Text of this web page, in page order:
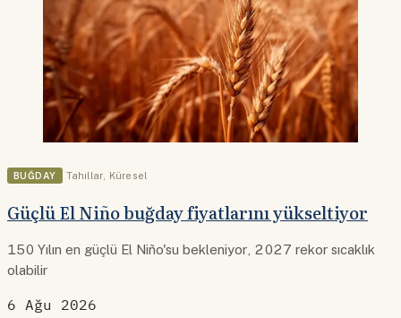
BUĞDAY Tahıllar Küresel
Güçlü El Niño buğday fiyatlarını yükseltiyor
150 Yılın en güçlü El Niño'su bekleniyor, 2027 rekor sıcaklık
olabilir
6 Ağu 2026